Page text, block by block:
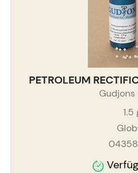
PETROLEUM
Gudjons
1.5